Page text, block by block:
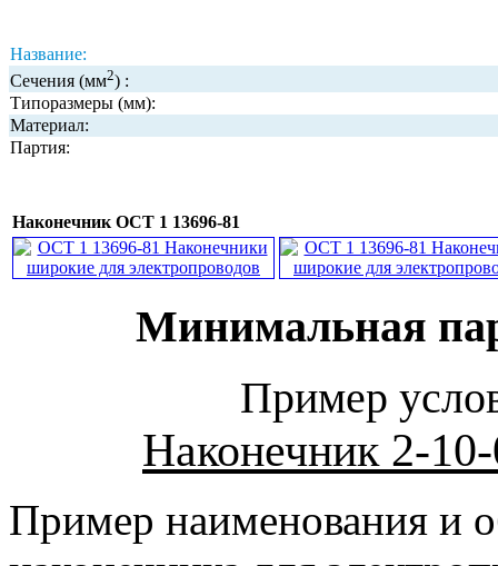
Название:
Сечения (мм2) :
Типоразмеры (мм):
Материал:
Партия:
Наконечник ОСТ 1 13696-81
Минимальная
Пример
Наконечник 2-
Пример наименования и